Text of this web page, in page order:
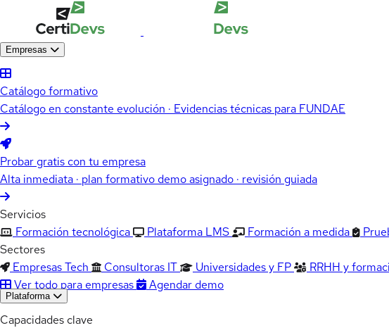
Empresas
Catálogo formativo
Catálogo en constante evolución · Evidencias técnicas para FUNDAE
Probar gratis con tu empresa
Alta inmediata · plan formativo demo asignado · revisión guiada
Servicios
Formación tecnológica
Plataforma LMS Formación a medida
Sectores
Empresas Tech
Consultoras IT Universidades y FP RRHH y
Ver todo para empresas
Agendar demo
Plataforma
Capacidades clave